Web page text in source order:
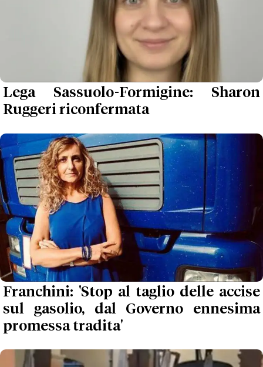
Lega Sassuolo-Formigine: Sharon
Ruggeri riconfermata
Franchini: 'Stop al taglio delle accise
sul gasolio, dal Governo ennesima
promessa tradita'